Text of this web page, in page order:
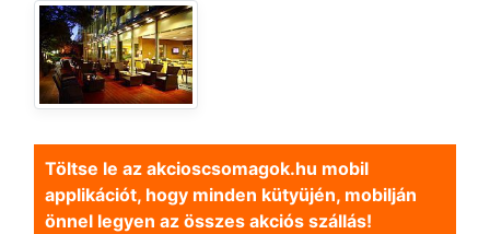
Töltse le az akcioscsomagok.hu mobil
applikációt, hogy minden kütyüjén, mobilján
önnel legyen az összes akciós szállás!